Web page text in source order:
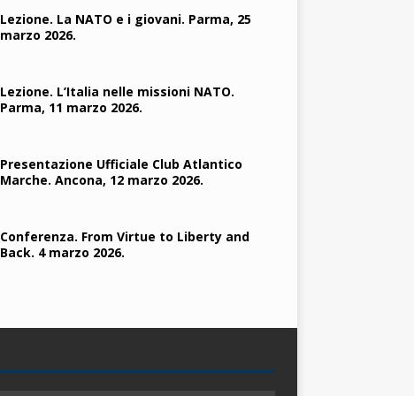
Lezione. La NATO e i giovani. Parma, 25
marzo 2026.
Lezione. L’Italia nelle missioni NATO.
Parma, 11 marzo 2026.
Presentazione Ufficiale Club Atlantico
Marche. Ancona, 12 marzo 2026.
Conferenza. From Virtue to Liberty and
Back. 4 marzo 2026.